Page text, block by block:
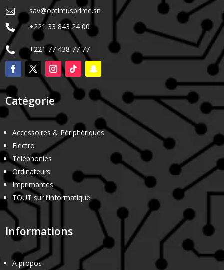
 sav@optimusprime.sn
 +221 33 843 24 00
 +221 77 438 77 77
Catégorie
Accessoires & Périphériques
Electro
Téléphonies
Ordinateurs
Imprimantes
TOUT sur l’Informatique
Informations
A propos